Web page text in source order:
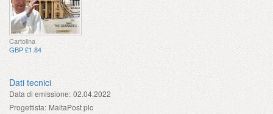
Cartolina
GBP £1.84
Dati tecnici
Data di emissione: 02.04.2022
Progettista: MaltaPost plc